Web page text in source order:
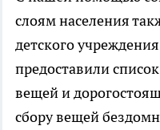
слоям населения
детского
предоставили
вещей и
сбору вещей